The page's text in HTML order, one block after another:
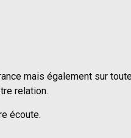
mais également sur
relation.
écoute.